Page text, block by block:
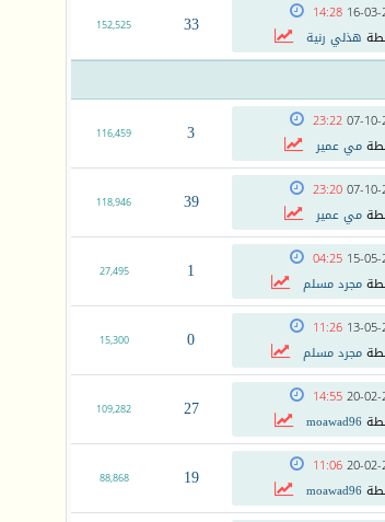
16-
14:28
هذلي رنية 33
152,525
07-
23:22
مي عمير 3
116,459
07-
23:20
مي عمير 39
118,946
15-
04:25
مجرد مسلم 1
27,495
13-
11:26
مجرد مسلم 0
15,300
20-
14:55
moawad96
27
109,282
20-
11:06
moawad96
19
88,868